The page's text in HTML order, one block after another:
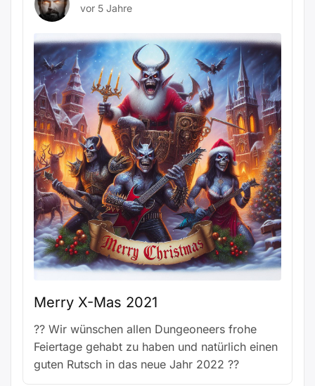
vor 5 Jahre
Merry X-Mas 2021
?? Wir wünschen allen Dungeoneers frohe
Feiertage gehabt zu haben und natürlich einen
guten Rutsch in das neue Jahr 2022 ??